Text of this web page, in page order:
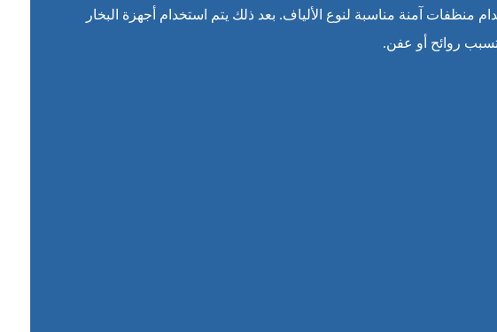
آمنة مناسبة لنوع الألياف. بعد ذلك يتم استخدام أجهزة البخار
تسبب روائح أو عفن.